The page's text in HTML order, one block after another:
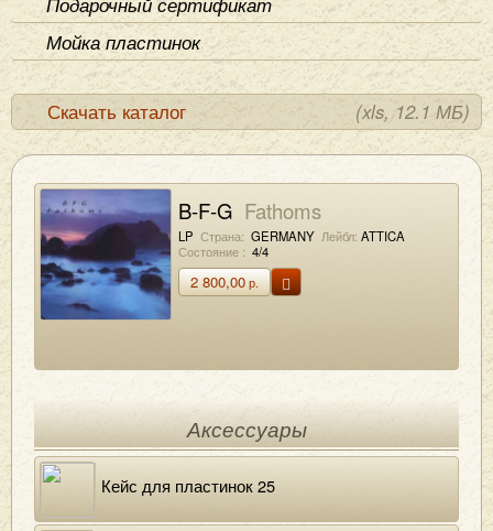
Мойка пластинок
Скачать каталог (xls, 12.1 МБ)
B-F-G Fathoms
LP Страна: GERMANY Лейбл: ATTICA
Состояние : 4/4
2 800,00р.
Аксессуары
Кейс для пластинок 25